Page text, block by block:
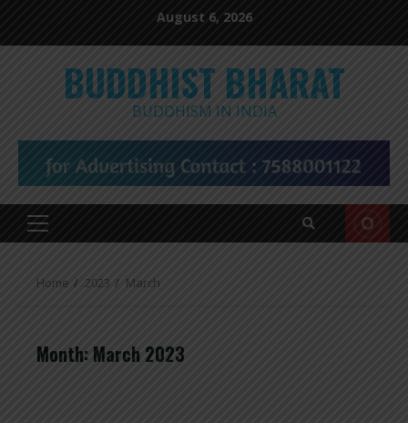
August 6, 2026
BUDDHIST BHARAT
BUDDHISM IN INDIA
Primary
Home 2023 March
Month: March 2023